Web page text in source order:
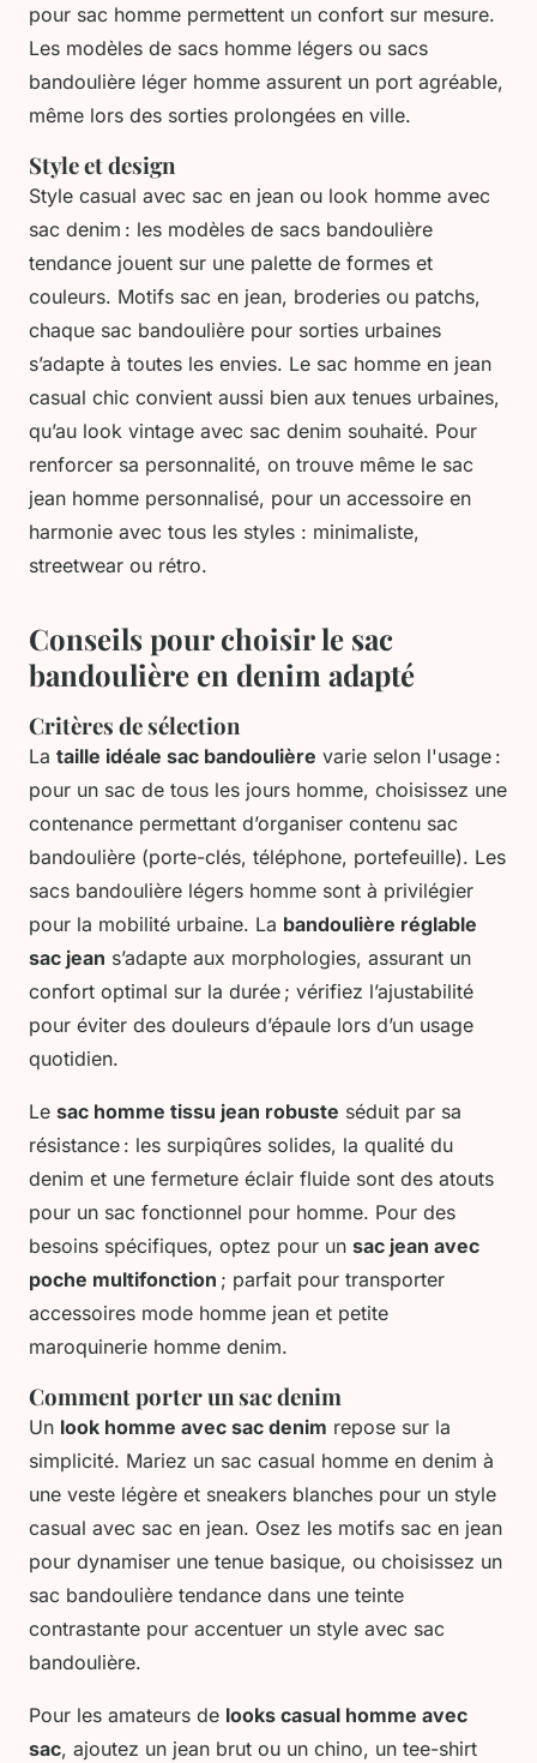
pour sac homme permettent un confort sur mesure.
Les modèles de sacs homme légers ou sacs
bandoulière léger homme assurent un port agréable,
même lors des sorties prolongées en ville.
Style et design
Style casual avec sac en jean ou look homme avec
sac denim : les modèles de sacs bandoulière
tendance jouent sur une palette de formes et
couleurs. Motifs sac en jean, broderies ou patchs,
chaque sac bandoulière pour sorties urbaines
s’adapte à toutes les envies. Le sac homme en jean
casual chic convient aussi bien aux tenues urbaines,
qu’au look vintage avec sac denim souhaité. Pour
renforcer sa personnalité, on trouve même le sac
jean homme personnalisé, pour un accessoire en
harmonie avec tous les styles : minimaliste,
streetwear ou rétro.
Conseils pour choisir le sac
bandoulière en denim adapté
Critères de sélection
La taille idéale sac bandoulière varie selon l'usage :
pour un sac de tous les jours homme, choisissez une
contenance permettant d’organiser contenu sac
bandoulière (porte-clés, téléphone, portefeuille). Les
sacs bandoulière légers homme sont à privilégier
pour la mobilité urbaine. La bandoulière réglable
sac jean s’adapte aux morphologies, assurant un
confort optimal sur la durée ; vérifiez l’ajustabilité
pour éviter des douleurs d’épaule lors d’un usage
quotidien.
Le sac homme tissu jean robuste séduit par sa
résistance : les surpiqûres solides, la qualité du
denim et une fermeture éclair fluide sont des atouts
pour un sac fonctionnel pour homme. Pour des
besoins spécifiques, optez pour un sac jean avec
poche multifonction ; parfait pour transporter
accessoires mode homme jean et petite
maroquinerie homme denim.
Comment porter un sac denim
Un look homme avec sac denim repose sur la
simplicité. Mariez un sac casual homme en denim à
une veste légère et sneakers blanches pour un style
casual avec sac en jean. Osez les motifs sac en jean
pour dynamiser une tenue basique, ou choisissez un
sac bandoulière tendance dans une teinte
contrastante pour accentuer un style avec sac
bandoulière.
Pour les amateurs de looks casual homme avec
sac, ajoutez un jean brut ou un chino, un tee-shirt